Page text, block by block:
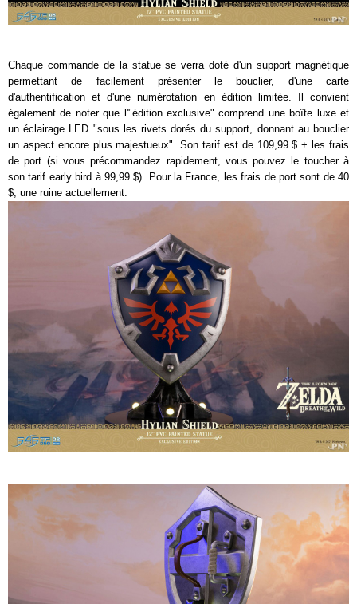
Chaque commande de la statue se verra doté d'un support magnétique
permettant de facilement présenter le bouclier, d'une carte
d'authentification et d'une numérotation en édition limitée. Il convient
également de noter que l'"édition exclusive" comprend une boîte luxe et
un éclairage LED "sous les rivets dorés du support, donnant au bouclier
un aspect encore plus majestueux". Son tarif est de 109,99 $ + les frais
de port (si vous précommandez rapidement, vous pouvez le toucher à
son tarif early bird à 99,99 $). Pour la France, les frais de port sont de 40
$, une ruine actuellement.